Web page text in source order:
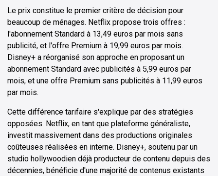
Le prix constitue le premier critère de décision pour
beaucoup de ménages. Netflix propose trois offres :
l'abonnement Standard à 13,49 euros par mois sans
publicité, et l'offre Premium à 19,99 euros par mois.
Disney+ a réorganisé son approche en proposant un
abonnement Standard avec publicités à 5,99 euros par
mois, et une offre Premium sans publicités à 11,99 euros
par mois.
Cette différence tarifaire s'explique par des stratégies
opposées. Netflix, en tant que plateforme généraliste,
investit massivement dans des productions originales
coûteuses réalisées en interne. Disney+, soutenu par un
studio hollywoodien déjà producteur de contenu depuis des
décennies, bénéficie d'une majorité de contenus existants